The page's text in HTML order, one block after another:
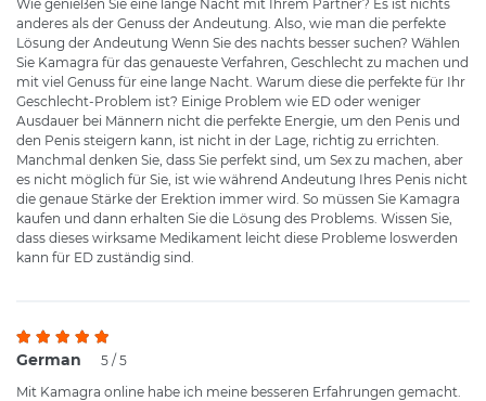
Wie genießen Sie eine lange Nacht mit Ihrem Partner? Es ist nichts
anderes als der Genuss der Andeutung. Also, wie man die perfekte
Lösung der Andeutung Wenn Sie des nachts besser suchen? Wählen
Sie Kamagra für das genaueste Verfahren, Geschlecht zu machen und
mit viel Genuss für eine lange Nacht. Warum diese die perfekte für Ihr
Geschlecht-Problem ist? Einige Problem wie ED oder weniger
Ausdauer bei Männern nicht die perfekte Energie, um den Penis und
den Penis steigern kann, ist nicht in der Lage, richtig zu errichten.
Manchmal denken Sie, dass Sie perfekt sind, um Sex zu machen, aber
es nicht möglich für Sie, ist wie während Andeutung Ihres Penis nicht
die genaue Stärke der Erektion immer wird. So müssen Sie Kamagra
kaufen und dann erhalten Sie die Lösung des Problems. Wissen Sie,
dass dieses wirksame Medikament leicht diese Probleme loswerden
kann für ED zuständig sind.
German
5 / 5
Mit Kamagra online habe ich meine besseren Erfahrungen gemacht.